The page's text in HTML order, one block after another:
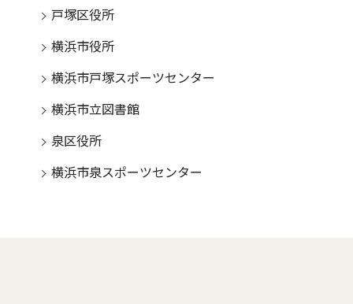
戸塚区役所
横浜市役所
横浜市戸塚スポーツセンター
横浜市立図書館
泉区役所
横浜市泉スポーツセンター